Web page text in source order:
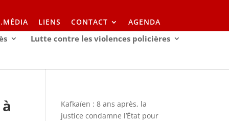
LIENS CONTACT AGENDA
Lutte contre les violences policières
Kafkaïen : 8 ans après, la
justice condamne l’État pour